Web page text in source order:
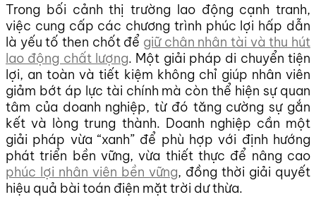
Trong bối cảnh thị trường lao động cạnh tranh,
việc cung cấp các chương trình phúc lợi hấp dẫn
là yếu tố then chốt để giữ chân nhân tài và thu hút
lao động chất lượng. Một giải pháp di chuyển tiện
lợi, an toàn và tiết kiệm không chỉ giúp nhân viên
giảm bớt áp lực tài chính mà còn thể hiện sự quan
tâm của doanh nghiệp, từ đó tăng cường sự gắn
kết và lòng trung thành. Doanh nghiệp cần một
giải pháp vừa “xanh” để phù hợp với định hướng
phát triển bền vững, vừa thiết thực để nâng cao
phúc lợi nhân viên bền vững, đồng thời giải quyết
hiệu quả bài toán điện mặt trời dư thừa.